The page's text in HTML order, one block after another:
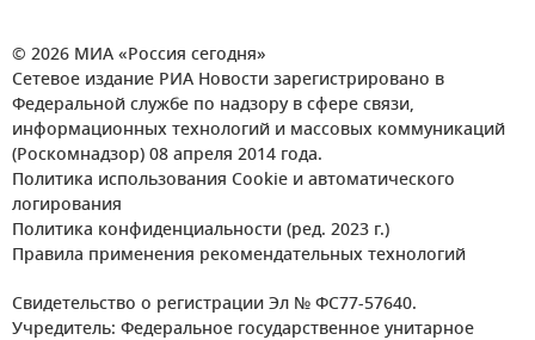
© 2026 МИА «Россия сегодня»
Сетевое издание РИА Новости зарегистрировано в
Федеральной службе по надзору в сфере связи,
информационных технологий и массовых коммуникаций
(Роскомнадзор) 08 апреля 2014 года.
Политика использования Cookie и автоматического
логирования
Политика конфиденциальности (ред. 2023 г.)
Правила применения рекомендательных технологий
Свидетельство о регистрации Эл № ФС77-57640.
Учредитель: Федеральное государственное унитарное